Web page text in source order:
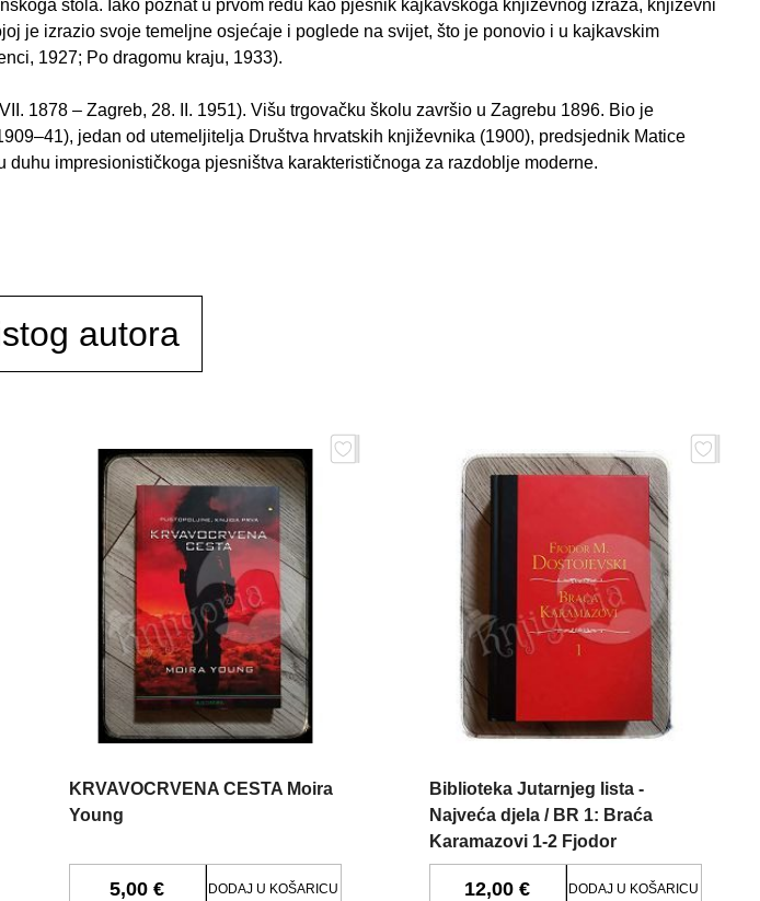
stola. Iako poznat u prvom redu kao pjesnik kajkavskoga književnog izraza, književni
je izrazio svoje temeljne osjećaje i poglede na svijet, što je ponovio i u kajkavskim
1927; Po dragomu kraju, 1933).
1878 – Zagreb, 28. II. 1951). Višu trgovačku školu završio u Zagrebu 1896. Bio je
jedan od utemeljitelja Društva hrvatskih književnika (1900), predsjednik Matice
impresionističkoga pjesništva karakterističnoga za razdoblje moderne.
autora
KRVAVOCRVENA CESTA Moira
Young
5,00 € DODAJ U KOŠARICU
Biblioteka Jutarnjeg lista -
Najveća djela / BR 1: Braća
Karamazovi 1-2 Fjodor
Mihajlovič Dostojevski
12,00 € DODAJ U KOŠARICU